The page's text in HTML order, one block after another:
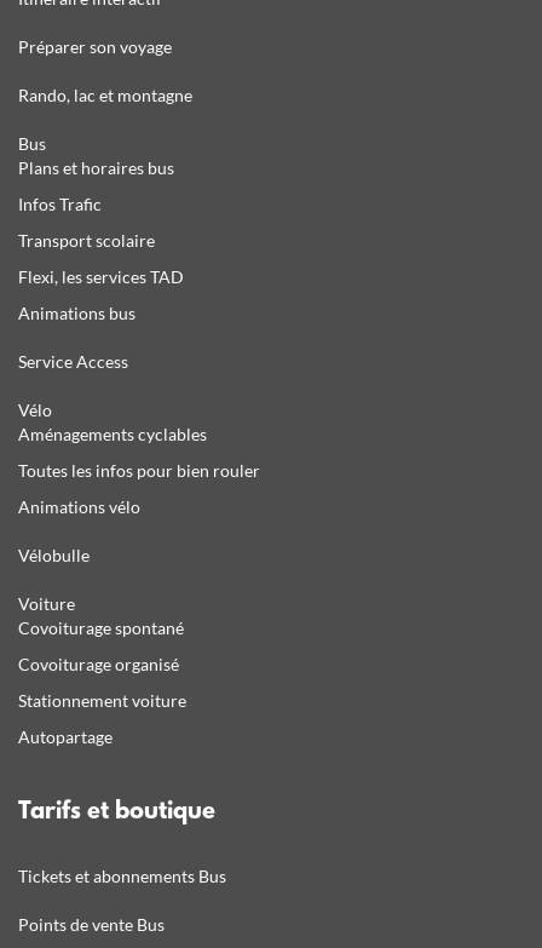
Préparer son voyage
Rando, lac et montagne
Bus
Plans et horaires bus
Infos Trafic
Transport scolaire
Flexi, les services TAD
Animations bus
Service Access
Vélo
Aménagements cyclables
Toutes les infos pour bien rouler
Animations vélo
Vélobulle
Voiture
Covoiturage spontané
Covoiturage organisé
Stationnement voiture
Autopartage
Tarifs et boutique
Tickets et abonnements Bus
Points de vente Bus